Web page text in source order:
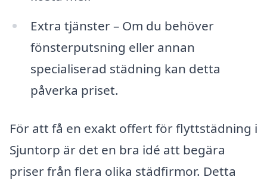
Extra tjänster – Om du behöver
fönsterputsning eller annan
specialiserad städning kan detta
påverka priset.
För att få en exakt offert för flyttstädning i
Sjuntorp är det en bra idé att begära
priser från flera olika städfirmor. Detta